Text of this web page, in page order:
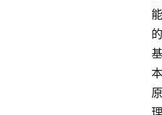
能
的
基
本
原
理